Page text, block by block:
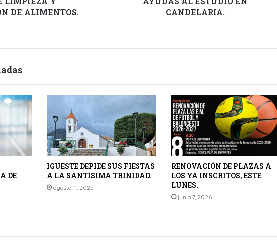
DE ALIMENTOS.
CANDELARIA.
DE
IGUESTE DEPIDE SUS FIESTAS
A LA SANTÍSIMA TRINIDAD.
agosto 11, 2025
RENOVACIÓN DE PLAZAS A
LOS YA INSCRITOS, ESTE
LUNES.
junio 7, 2026